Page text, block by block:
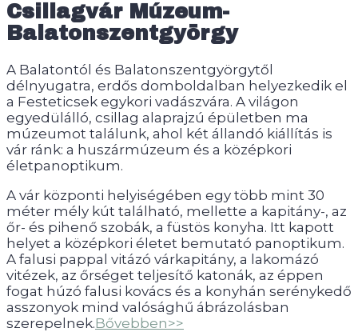
Csillagvár Múzeum-
Balatonszentgyörgy
A Balatontól és Balatonszentgyörgytől
délnyugatra, erdős domboldalban helyezkedik el
a Festeticsek egykori vadászvára. A világon
egyedülálló, csillag alaprajzú épületben ma
múzeumot találunk, ahol két állandó kiállítás is
vár ránk: a huszármúzeum és a középkori
életpanoptikum.
A vár központi helyiségében egy több mint 30
méter mély kút található, mellette a kapitány-, az
őr- és pihenő szobák, a füstös konyha. Itt kapott
helyet a középkori életet bemutató panoptikum.
A falusi pappal vitázó várkapitány, a lakomázó
vitézek, az őrséget teljesítő katonák, az éppen
fogat húzó falusi kovács és a konyhán serénykedő
asszonyok mind valósághű ábrázolásban
szerepelnek.Bővebben>>